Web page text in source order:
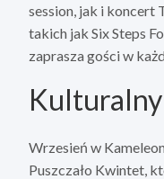
session, jak i koncert
takich jak Six Steps
zaprasza gości w
Kulturalny
Wrzesień w
Puszczało Kwintet,